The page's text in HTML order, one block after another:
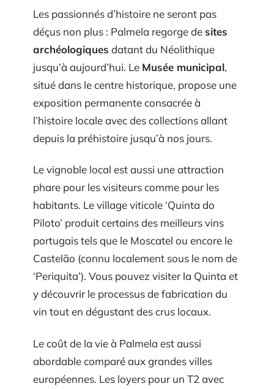
Les passionnés d’histoire ne seront pas
déçus non plus : Palmela regorge desites
archéologiques datant du Néolithique
jusqu’à aujourd’hui. Le Musée municipal,
situé dans le centre historique, propose une
exposition permanente consacrée à
l’histoire locale avec des collections allant
depuis la préhistoire jusqu’à nos jours.
Le vignoble local est aussi une attraction
phare pour les visiteurs comme pour les
habitants. Le village viticole ‘Quinta do
Piloto’ produit certains des meilleurs vins
portugais tels que le Moscatel ou encore le
Castelão (connu localement sous le nom de
‘Periquita’). Vous pouvez visiter la Quinta et
y découvrir le processus de fabrication du
vin tout en dégustant des crus locaux.
Le coût de la vie à Palmela est aussi
abordable comparé aux grandes villes
européennes. Les loyers pour un T2 avec